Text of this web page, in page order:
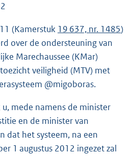
(Kamerstuk 19 637, nr. 1485)
over de ondersteuning van
Marechaussee (KMar)
veiligheid (MTV) met
@migoboras.
mede namens de minister
en de minister van
dat het systeem, na een
1 augustus 2012 ingezet zal